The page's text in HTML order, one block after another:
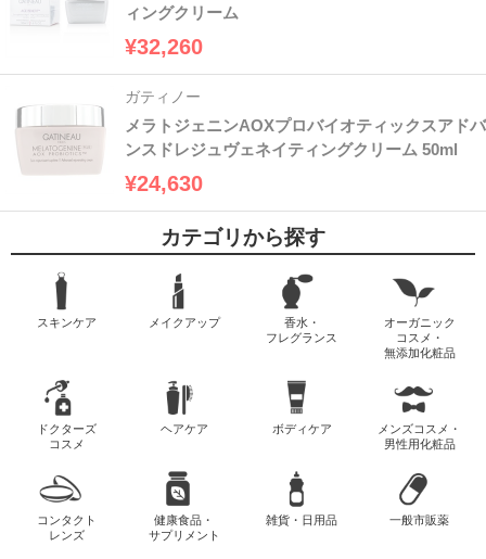
ィングクリーム
¥32,260
ガティノー
メラトジェニンAOXプロバイオティックスアドバ
ンスドレジュヴェネイティングクリーム 50ml
¥24,630
カテゴリから探す
スキンケア メイクアップ
香水・
フレグランス
オーガニック
コスメ・
無添加化粧品
ドクターズ
コスメ
ヘアケア ボディケア
メンズコスメ・
男性用化粧品
コンタクト
レンズ
健康食品・
サプリメント
雑貨・日用品 一般市販薬